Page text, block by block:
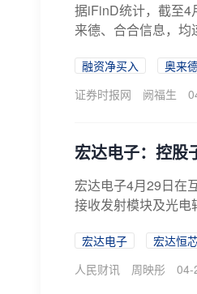
据iFinD统计，截至4
来德、合合信息，
融资净买入 奥来
证券时报网
阙福生
宏达电子：控股
宏达电子4月29日在
接收发射模块及光
宏达电子 宏达恒
人民财讯
周映彤 04-